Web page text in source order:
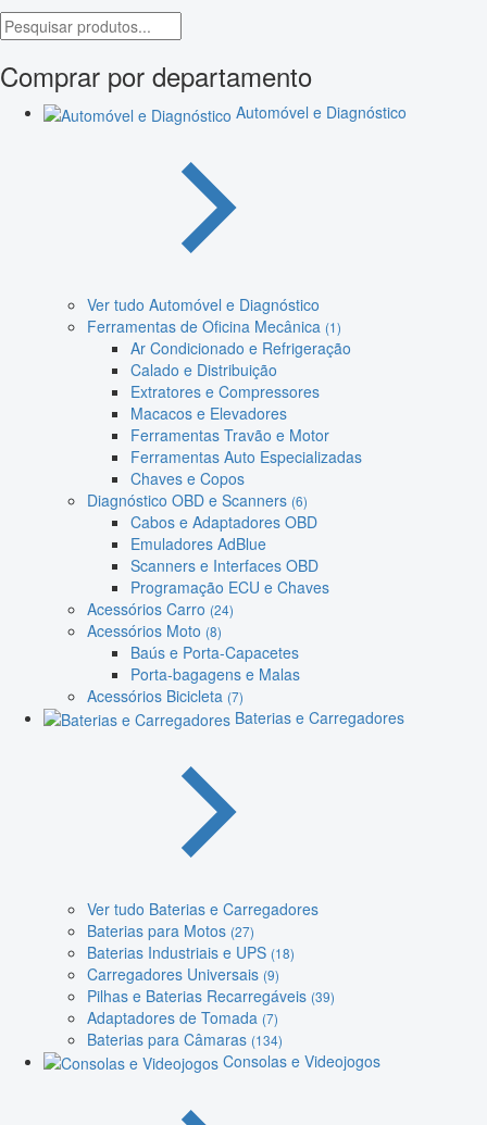
Comprar por departamento
Automóvel e Diagnóstico
Ver tudo Automóvel e Diagnóstico
Ferramentas de Oficina Mecânica (1)
Ar Condicionado e Refrigeração
Calado e Distribuição
Extratores e Compressores
Macacos e Elevadores
Ferramentas Travão e Motor
Ferramentas Auto Especializadas
Chaves e Copos
Diagnóstico OBD e Scanners (6)
Cabos e Adaptadores OBD
Emuladores AdBlue
Scanners e Interfaces OBD
Programação ECU e Chaves
Acessórios Carro (24)
Acessórios Moto (8)
Baús e Porta-Capacetes
Porta-bagagens e Malas
Acessórios Bicicleta (7)
Baterias e Carregadores
Ver tudo Baterias e Carregadores
Baterias para Motos (27)
Baterias Industriais e UPS (18)
Carregadores Universais (9)
Pilhas e Baterias Recarregáveis (39)
Adaptadores de Tomada (7)
Baterias para Câmaras (134)
Consolas e Videojogos